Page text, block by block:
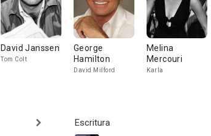
David Janssen
Tom Colt
George
Hamilton
David Milford
Melina
Mercouri
Karla
Escritura